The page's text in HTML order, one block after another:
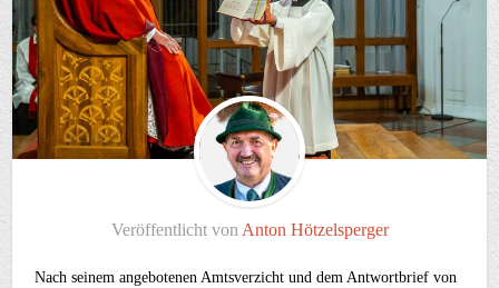
Veröffentlicht von Anton Hötzelsperger
Nach seinem angebotenen Amtsverzicht und dem Antwortbrief von